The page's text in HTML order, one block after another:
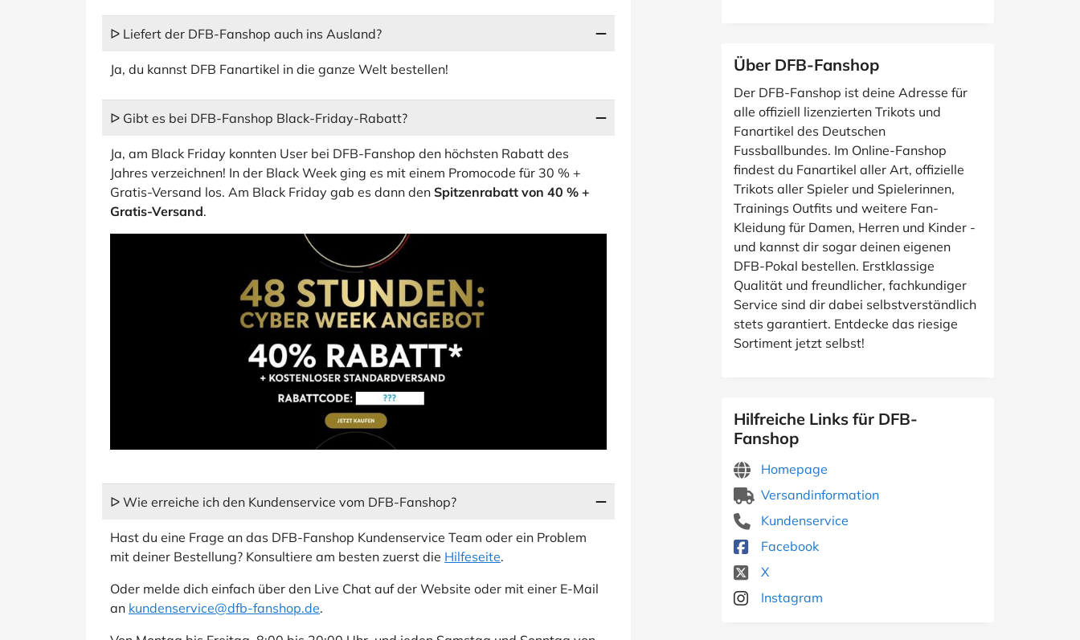
Über DFB-Fanshop
Der DFB-Fanshop ist deine Adresse für
alle offiziell lizenzierten Trikots und
Fanartikel des Deutschen
Fussballbundes. Im Online-Fanshop
findest du Fanartikel aller Art, offizielle
Trikots aller Spieler und Spielerinnen,
Trainings Outfits und weitere Fan-
Kleidung für Damen, Herren und Kinder -
und kannst dir sogar deinen eigenen
DFB-Pokal bestellen. Erstklassige
Qualität und freundlicher, fachkundiger
Service sind dir dabei selbstverständlich
stets garantiert. Entdecke das riesige
Sortiment jetzt selbst!
Hilfreiche Links für DFB-
Fanshop
Homepage
Versandinformation
Kundenservice
Facebook
X
Instagram
ᐅ Liefert der DFB-Fanshop auch ins Ausland?
Ja, du kannst DFB Fanartikel in die ganze Welt bestellen!
ᐅ Gibt es bei DFB-Fanshop Black-Friday-Rabatt?
Ja, am Black Friday konnten User bei DFB-Fanshop den höchsten Rabatt des
Jahres verzeichnen! In der Black Week ging es mit einem Promocode für 30 % +
Gratis-Versand los. Am Black Friday gab es dann den Spitzenrabatt von 40 % +
Gratis-Versand.
ᐅ Wie erreiche ich den Kundenservice vom DFB-Fanshop?
Hast du eine Frage an das DFB-Fanshop Kundenservice Team oder ein Problem
mit deiner Bestellung? Konsultiere am besten zuerst die Hilfeseite.
Oder melde dich einfach über den Live Chat auf der Website oder mit einer E-Mail
an kundenservice@dfb-fanshop.de.